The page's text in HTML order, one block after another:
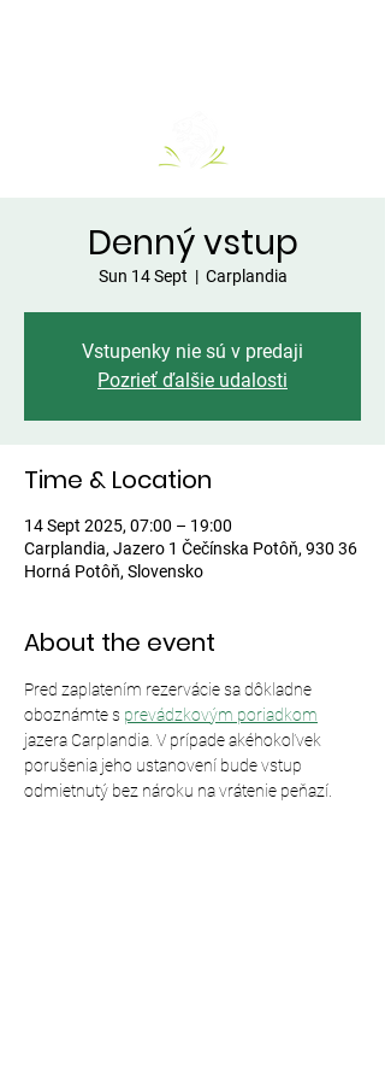
Denný vstup
Sun 14 Sept
  |
Carplandia
Vstupenky nie sú v predaji
Pozrieť ďalšie udalosti
Time & Location
14 Sept 2025, 07:00 – 19:00
Carplandia, Jazero 1 Čečínska Potôň, 930 36
Horná Potôň, Slovensko
About the event
Pred zaplatením rezervácie sa dôkladne
oboznámte s prevádzkovým poriadkom
jazera Carplandia. V prípade akéhokoľvek
porušenia jeho ustanovení bude vstup
odmietnutý bez nároku na vrátenie peňazí.